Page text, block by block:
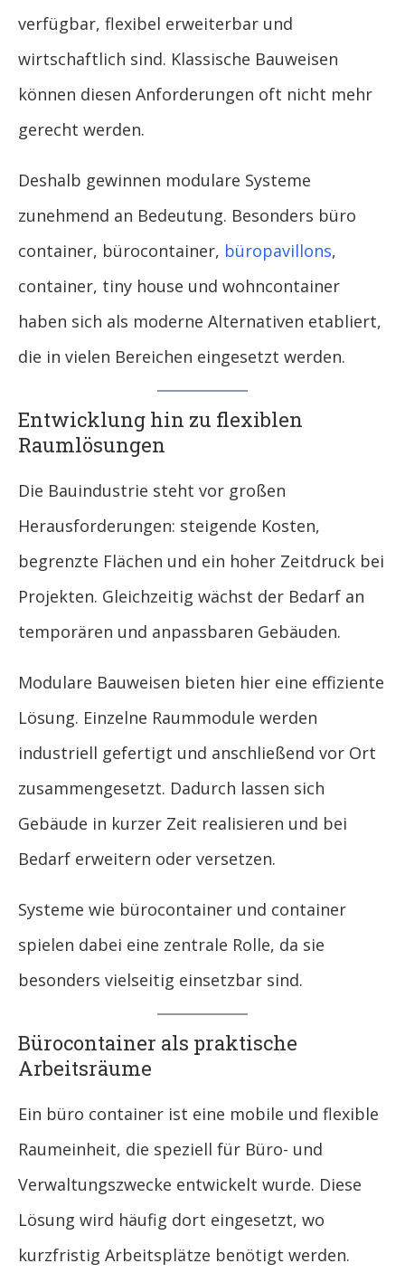
verfügbar, flexibel erweiterbar und
wirtschaftlich sind. Klassische Bauweisen
können diesen Anforderungen oft nicht mehr
gerecht werden.
Deshalb gewinnen modulare Systeme
zunehmend an Bedeutung. Besonders büro
container, bürocontainer, büropavillons,
container, tiny house und wohncontainer
haben sich als moderne Alternativen etabliert,
die in vielen Bereichen eingesetzt werden.
Entwicklung hin zu flexiblen
Raumlösungen
Die Bauindustrie steht vor großen
Herausforderungen: steigende Kosten,
begrenzte Flächen und ein hoher Zeitdruck bei
Projekten. Gleichzeitig wächst der Bedarf an
temporären und anpassbaren Gebäuden.
Modulare Bauweisen bieten hier eine effiziente
Lösung. Einzelne Raummodule werden
industriell gefertigt und anschließend vor Ort
zusammengesetzt. Dadurch lassen sich
Gebäude in kurzer Zeit realisieren und bei
Bedarf erweitern oder versetzen.
Systeme wie bürocontainer und container
spielen dabei eine zentrale Rolle, da sie
besonders vielseitig einsetzbar sind.
Bürocontainer als praktische
Arbeitsräume
Ein büro container ist eine mobile und flexible
Raumeinheit, die speziell für Büro- und
Verwaltungszwecke entwickelt wurde. Diese
Lösung wird häufig dort eingesetzt, wo
kurzfristig Arbeitsplätze benötigt werden.